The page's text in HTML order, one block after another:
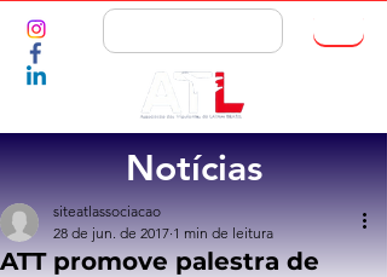
Notícias
ATT promove palestra de
siteatlassociacao
28 de jun. de 2017 1 min de leitura